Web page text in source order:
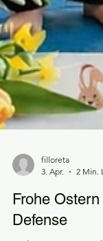
3. Apr.
2 Min.
Frohe Ostern